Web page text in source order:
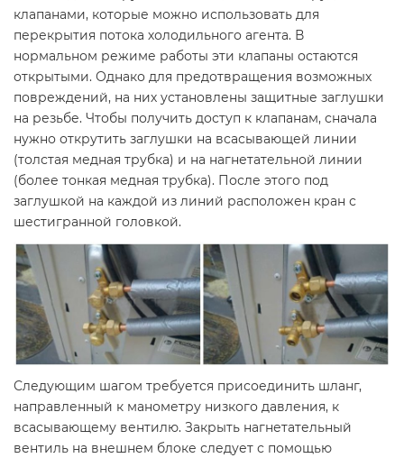
клапанами, которые можно использовать для
перекрытия потока холодильного агента. В
нормальном режиме работы эти клапаны остаются
открытыми. Однако для предотвращения возможных
повреждений, на них установлены защитные заглушки
на резьбе. Чтобы получить доступ к клапанам, сначала
нужно открутить заглушки на всасывающей линии
(толстая медная трубка) и на нагнетательной линии
(более тонкая медная трубка). После этого под
заглушкой на каждой из линий расположен кран с
шестигранной головкой.
Следующим шагом требуется присоединить шланг,
направленный к манометру низкого давления, к
всасывающему вентилю. Закрыть нагнетательный
вентиль на внешнем блоке следует с помощью